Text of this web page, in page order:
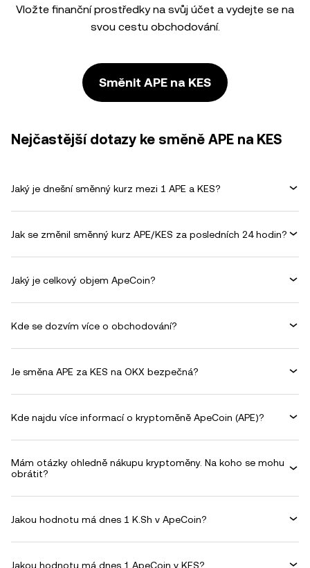
Vložte finanční prostředky na svůj účet a vydejte se na
svou cestu obchodování.
Směnit APE na KES
Nejčastější dotazy ke směně APE na KES
Jaký je dnešní směnný kurz mezi 1 APE a KES?
Jak se změnil směnný kurz APE/KES za posledních 24 hodin?
Jaký je celkový objem ApeCoin?
Kde se dozvím více o obchodování?
Je směna APE za KES na OKX bezpečná?
Kde najdu více informací o kryptoměně ApeCoin (APE)?
Mám otázky ohledně nákupu kryptoměny. Na koho se mohu
obrátit?
Jakou hodnotu má dnes 1 K.Sh v ApeCoin?
Jakou hodnotu má dnes 1 ApeCoin v KES?